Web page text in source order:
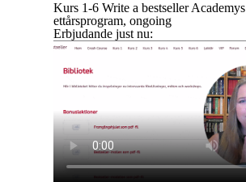
Kurs 1-6 Write a bestseller Academys
ettårsprogram, ongoing
Erbjudande just nu: